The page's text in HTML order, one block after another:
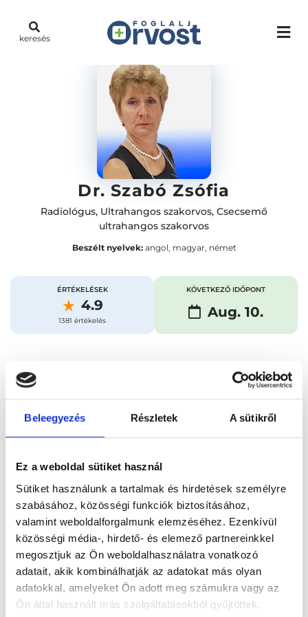
Beleegyezés Részletek A sütikről
Ez a weboldal sütiket használ
Sütiket használunk a tartalmak és hirdetések személyre
szabásához, közösségi funkciók biztosításához,
valamint weboldalforgalmunk elemzéséhez. Ezenkívül
közösségi média-, hirdető- és elemező partnereinkkel
megosztjuk az Ön weboldalhasználatra vonatkozó
adatait, akik kombinálhatják az adatokat más olyan
adatokkal, amelyeket Ön adott meg számukra vagy az
Ön által használt más szolgáltatásokból gyűjtöttek.
keresés
Dr. Szabó Zsófia
Radiológus, Ultrahangos szakorvos, Csecsemő
ultrahangos szakorvos
Beszélt nyelvek:angol, magyar, német
ÉRTÉKELÉSEK
4.9
1381 értékelés
KÖVETKEZŐ IDŐPONT
Aug. 10.
Vélemények
Foglalj időpontot
Összes szakterület
Főoldal Orvosok Radiológus
Radiológus, Budapest, XVI. kerület Dr. Szabó Zsófia